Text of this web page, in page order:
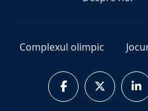
Complexul olimpic